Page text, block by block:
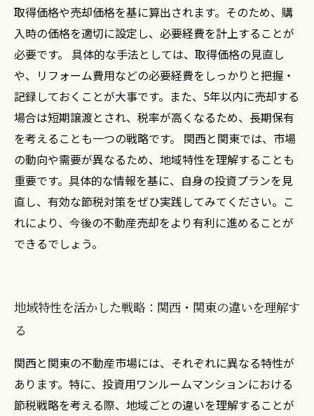
取得価格や売却価格を基に算出されます。そのため、購
入時の価格を適切に設定し、必要経費を計上することが
必要です。 具体的な手法としては、取得価格の見直し
や、リフォーム費用などの必要経費をしっかりと把握・
記録しておくことが大事です。また、5年以内に売却する
場合は短期譲渡とされ、税率が高くなるため、長期保有
を考えることも一つの戦略です。 関西と関東では、市場
の動向や需要が異なるため、地域特性を理解することも
重要です。具体的な情報を基に、自身の投資プランを見
直し、有効な節税対策をぜひ実践してみてください。こ
れにより、今後の不動産売却をより有利に進めることが
できるでしょう。
地域特性を活かした戦略：関西・関東の違いを理解す
る
関西と関東の不動産市場には、それぞれに異なる特性が
あります。特に、投資用ワンルームマンションにおける
節税戦略を考える際、地域ごとの違いを理解することが